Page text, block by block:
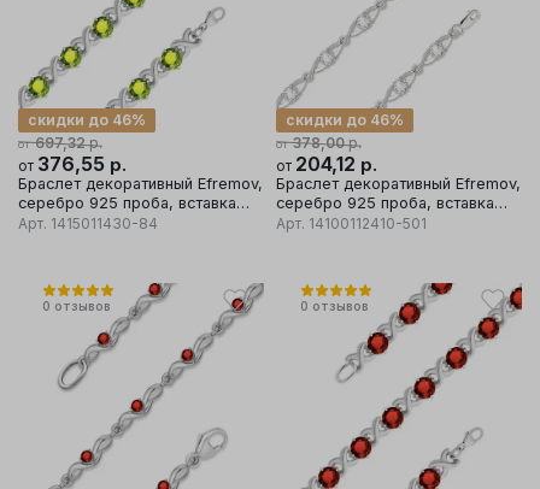
от 697,32р.
скидки до 46%
от 376,55 р.
Браслет декоративный Efremov,
серебро 925 проба, вставка
хризолит
Арт. 1415011430-84
от 378,00р.
скидки до 46%
от 204,12 р.
Браслет декоративный Efremov,
серебро 925 проба, вставка
фианит
Арт. 14100112410-501
0 отзывов 0 отзывов